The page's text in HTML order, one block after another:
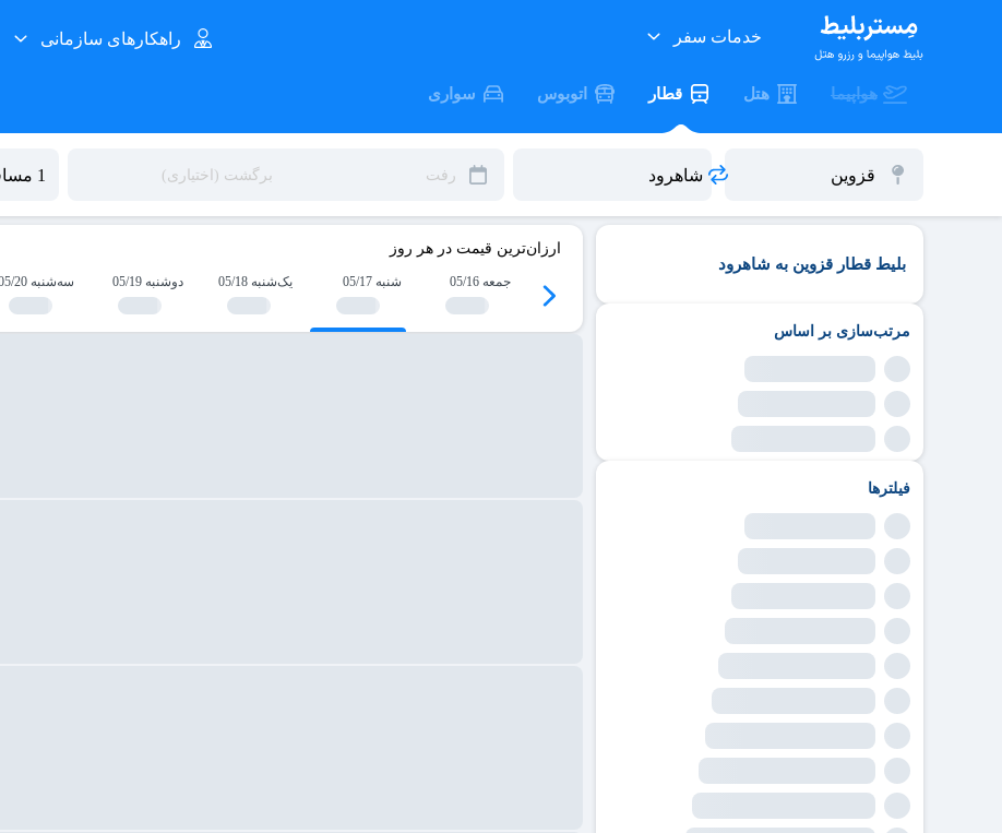
خدمات سفر راهکارهای سازمانی
هواپیما هتل قطار اتوبوس سواری
بلیط قطار قزوین به شاهرود
مرتب‌سازی بر اساس
فیلترها
ارزان‌ترین قیمت در هر روز
جمعه 05/16 شنبه 05/17 یک‌شنبه 05/18 دوشنبه 05/19 سه‌شنبه 05/20